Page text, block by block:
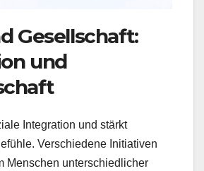
Gesellschaft:
und
Integration und stärkt
Verschiedene Initiativen
Menschen unterschiedlicher